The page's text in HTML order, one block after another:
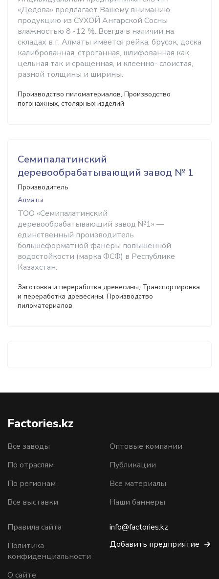
«Дедова» предлагает Вашему вниманию
продукцию из СУХОЙ Ангарской Сосны
влажностью 8 -12 %. Всегда в наличии на
складах в г. Алматы имеется рейка, брусок, доска
калиброванная, строганная, шлифованная как
цельная так и сращенная, и клеенно- слоистая,
разной толщины и ширины.
Производство пиломатериалов, Производство
погонажных, столярных изделий
Семипалатинский
деревообрабатывающий завод № 1
Производитель
Алматы
ТОО «Семипалатинский
деревообрабатывающий завод №1» —
единственный производитель
большеформатной фанеры повышенной
водостойкости (марка ФСФ) в Республике
Казахстан.
Заготовка и переработка древесины, Транспортировка
и переработка древесины, Производство
пиломатериалов
Factories.kz
Все заводы
По отраслям
По регионам
Все выставки
Оптовые компании
Публикации
Все материалы
Наши баннеры
Правила сайта
Политика
конфиденциальности
О сайте
info@factories.kz
Добавить предприятие